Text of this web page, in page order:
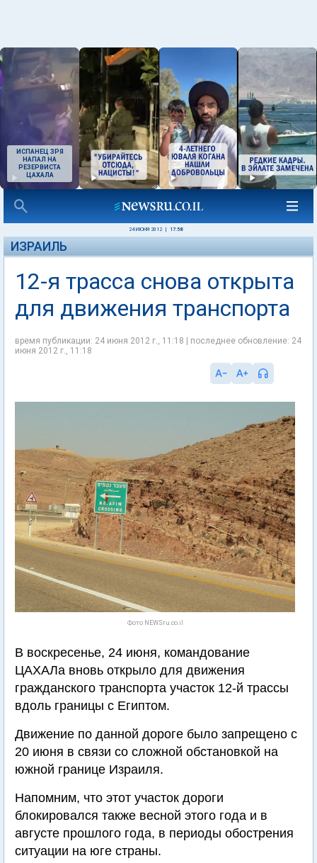
ИСПАНЕЦ ЗРЯ
НАПАЛ НА
РЕЗЕРВИСТА
ЦАХАЛА
24 ИЮНЯ 2012 17:58
ИЗРАИЛЬ
12-я трасса снова открыта
для движения транспорта
время публикации: 24 июня 2012 г., 11:18 | последнее обновление: 24
июня 2012 г., 11:18
Фото NEWSru.co.il
В воскресенье, 24 июня, командование
ЦАХАЛа вновь открыло для движения
гражданского транспорта участок 12-й трассы
вдоль границы с Египтом.
Движение по данной дороге было запрещено с
20 июня в связи со сложной обстановкой на
южной границе Израиля.
Напомним, что этот участок дороги
блокировался также весной этого года и в
августе прошлого года, в периоды обострения
ситуации на юге страны.